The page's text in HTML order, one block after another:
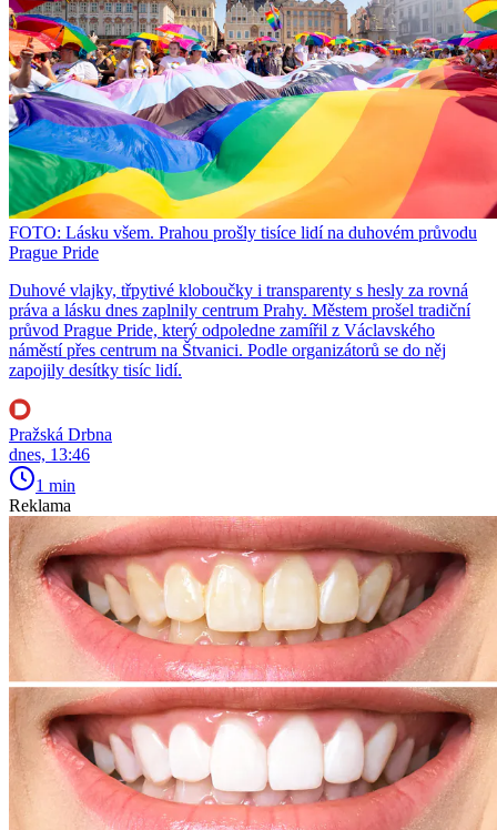
FOTO: Lásku všem. Prahou prošly tisíce lidí na duhovém průvodu
Prague Pride
Duhové vlajky, třpytivé kloboučky i transparenty s hesly za rovná
práva a lásku dnes zaplnily centrum Prahy. Městem prošel tradiční
průvod Prague Pride, který odpoledne zamířil z Václavského
náměstí přes centrum na Štvanici. Podle organizátorů se do něj
zapojily desítky tisíc lidí.
Pražská Drbna
dnes, 13:46
1 min
Reklama